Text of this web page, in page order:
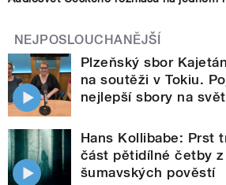
NEJPOSLOUCHANĚJŠÍ
Plzeňský sbor
na soutěži v Tokiu.
nejlepší sbory na
Hans Kollibabe: Prst
část pětidílné četby
šumavských pověstí